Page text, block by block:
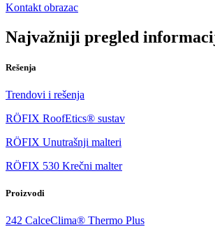
Kontakt obrazac
Najvažniji pregled
Rešenja
Trendovi i rešenja
RÖFIX RoofEtics® sustav
RÖFIX Unutrašnji malteri
RÖFIX 530 Krečni malter
Proizvodi
242 CalceClima® Thermo Plus